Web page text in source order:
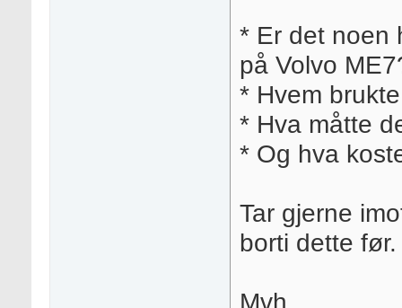
* Er det noen
på Volvo
* Hvem
* Hva måtte
* Og hva
Tar gjerne
borti dette før.
Mvh